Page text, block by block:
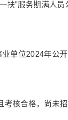
扶”服务期满人
单位2024年公开
核合格，尚未